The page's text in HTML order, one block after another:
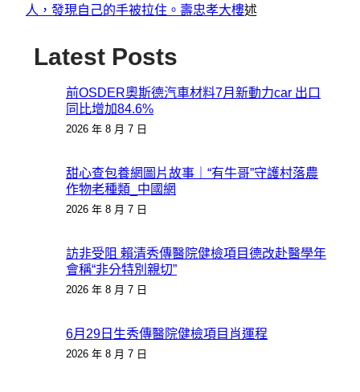
人，發現自己的手被拉住。壽忠孝大樓述
Latest Posts
前OSDER奧斯德汽車材料7月新動力car 出口
同比增加84.6%
2026 年 8 月 7 日
甜心查包養網圖片故事｜“有牛哥”守護村落農
作物老種類_中國網
2026 年 8 月 7 日
訪非受阻 賴清秀傳醫院健檢項目德改赴醫學年
會稱“非分特別親切”
2026 年 8 月 7 日
6月29日生秀傳醫院健檢項目肖運程
2026 年 8 月 7 日